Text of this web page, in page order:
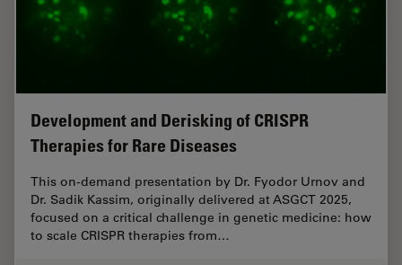
Development and Derisking of CRISPR
Therapies for Rare Diseases
This on-demand presentation by Dr. Fyodor Urnov and
Dr. Sadik Kassim, originally delivered at ASGCT 2025,
focused on a critical challenge in genetic medicine: how
to scale CRISPR therapies from…